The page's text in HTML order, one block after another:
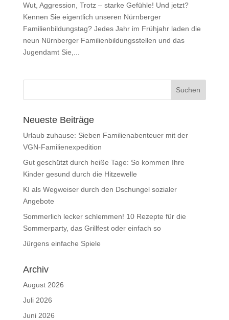
Wut, Aggression, Trotz – starke Gefühle! Und jetzt?
Kennen Sie eigentlich unseren Nürnberger
Familienbildungstag? Jedes Jahr im Frühjahr laden die
neun Nürnberger Familienbildungsstellen und das
Jugendamt Sie,...
Neueste Beiträge
Urlaub zuhause: Sieben Familienabenteuer mit der
VGN-Familienexpedition
Gut geschützt durch heiße Tage: So kommen Ihre
Kinder gesund durch die Hitzewelle
KI als Wegweiser durch den Dschungel sozialer
Angebote
Sommerlich lecker schlemmen! 10 Rezepte für die
Sommerparty, das Grillfest oder einfach so
Jürgens einfache Spiele
Archiv
August 2026
Juli 2026
Juni 2026